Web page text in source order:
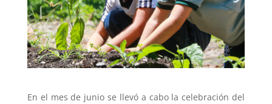
En el mes de junio se llevó a cabo la celebración del